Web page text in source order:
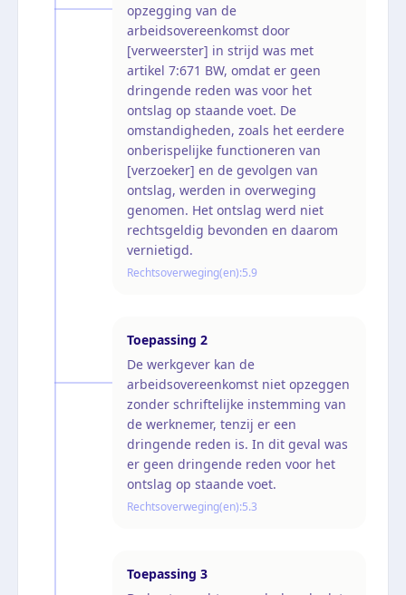
opzegging van de
arbeidsovereenkomst door
[verweerster] in strijd was met
artikel 7:671 BW, omdat er geen
dringende reden was voor het
ontslag op staande voet. De
omstandigheden, zoals het eerdere
onberispelijke functioneren van
[verzoeker] en de gevolgen van
ontslag, werden in overweging
genomen. Het ontslag werd niet
rechtsgeldig bevonden en daarom
vernietigd.
Rechtsoverweging(en):5.9
Toepassing 2
De werkgever kan de
arbeidsovereenkomst niet opzeggen
zonder schriftelijke instemming van
de werknemer, tenzij er een
dringende reden is. In dit geval was
er geen dringende reden voor het
ontslag op staande voet.
Rechtsoverweging(en):5.3
Toepassing 3